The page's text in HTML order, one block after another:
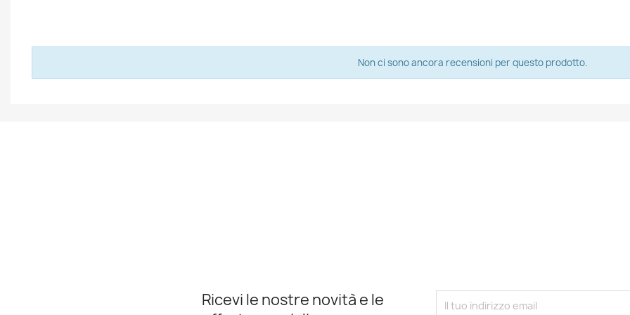
Non ci sono ancora recensioni per questo prodotto.
Ricevi le nostre novità e le